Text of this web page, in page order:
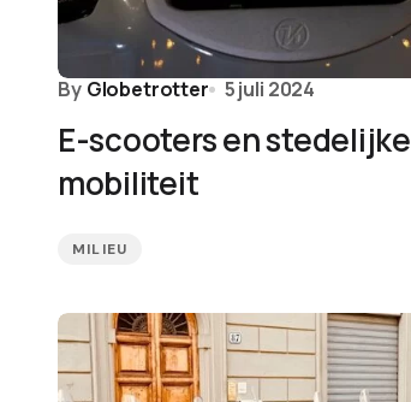
By Globetrotter 5 juli 2024
E-scooters en stedelijke
mobiliteit
MILIEU